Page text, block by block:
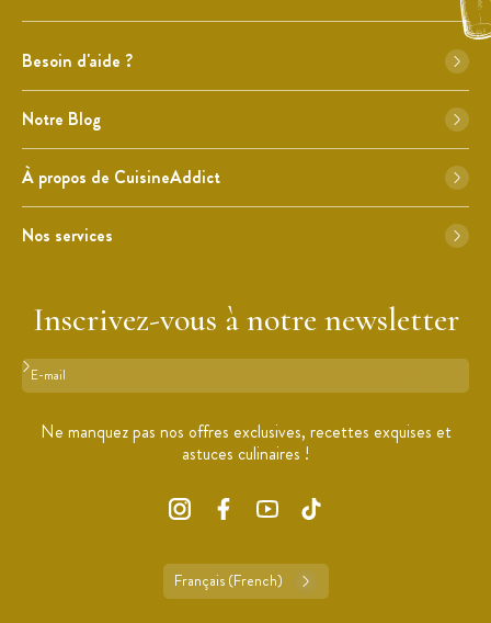
Besoin d'aide ?
Notre Blog
À propos de CuisineAddict
Nos services
Inscrivez-vous à notre newsletter
Format : adresse@email.com
Ne manquez pas nos offres exclusives, recettes exquises et
astuces culinaires !
Français (French)